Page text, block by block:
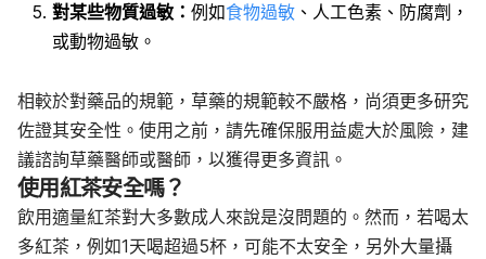
對某些物質過敏： 例如食物過敏 、人工色素、防腐劑，
或動物過敏。
相較於對藥品的規範，草藥的規範較不嚴格，尚須更多研究
佐證其安全性。使用之前，請先確保服用益處大於風險，建
議諮詢草藥醫師或醫師，以獲得更多資訊。
使用紅茶安全嗎？
飲用適量紅茶對大多數成人來說是沒問題的。然而，若喝太
多紅茶，例如1天喝超過5杯，可能不太安全，另外大量攝